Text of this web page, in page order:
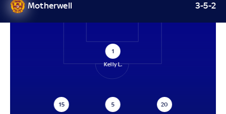
Motherwell 3-5-2
1
Kelly L.
15
5
20